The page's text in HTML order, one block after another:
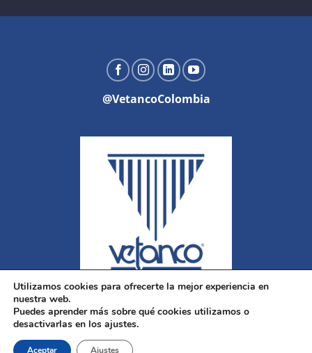
@VetancoColombia
Utilizamos cookies para ofrecerte la mejor experiencia en
nuestra web.
Puedes aprender más sobre qué cookies utilizamos o
desactivarlas en los ajustes.
Aceptar Ajustes